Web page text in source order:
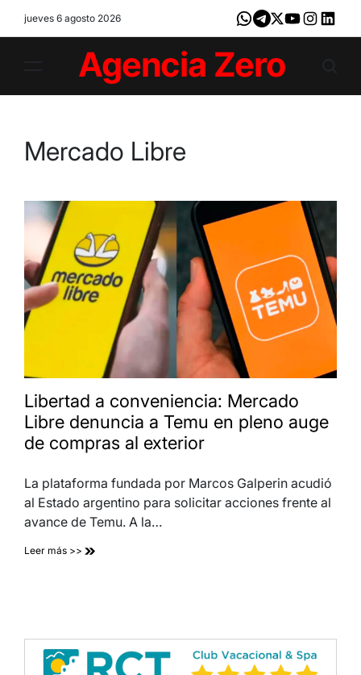
jueves 6 agosto 2026 Whatsapp
Telegram
X YoutubeInstagram
Mercado Libre
Libertad a conveniencia: Mercado
Libre denuncia a Temu en pleno auge
de compras al exterior
La plataforma fundada por Marcos Galperin acudió
al Estado argentino para solicitar acciones frente al
avance de Temu. A la…
Leer más >>